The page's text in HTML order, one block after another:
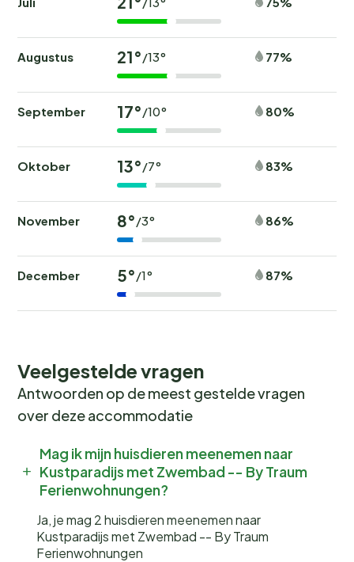
Augustus 21°/13° 77%
September 17°/10° 80%
Oktober 13°/7° 83%
November 8°/3° 86%
December 5°/1° 87%
Veelgestelde vragen
Antwoorden op de meest gestelde vragen
over deze accommodatie
Mag ik mijn huisdieren meenemen naar
Kustparadijs met Zwembad -- By Traum
Ferienwohnungen?
Ja, je mag 2 huisdieren meenemen naar
Kustparadijs met Zwembad -- By Traum
Ferienwohnungen